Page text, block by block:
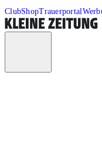
ClubShopTrauerportal